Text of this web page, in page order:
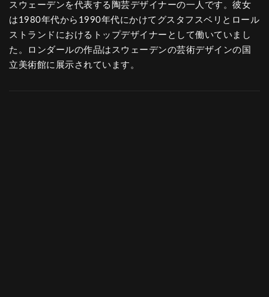
スウェーデンを代表する陶芸デザイナーの一人です。彼女
は1980年代から1990年代にかけてグスタフスベリとロール
ストランドにおけるトップデザイナーとして働いていまし
た。ロンダールの作品はスウェーデンの芸術デザインの国
立美術館に展示されています。